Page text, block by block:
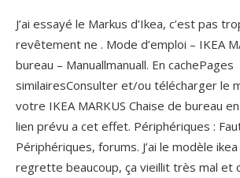
J’ai essayé le Markus d’Ikea, c’est pas
revêtement ne . Mode d’emploi – IKEA
bureau – Manuallmanuall. En cachePages
similairesConsulter et/ou télécharger le
votre IKEA MARKUS Chaise de bureau
lien prévu a cet effet. Périphériques :
Périphériques, forums. J’ai le modèle
regrette beaucoup, ça vieillit très mal et